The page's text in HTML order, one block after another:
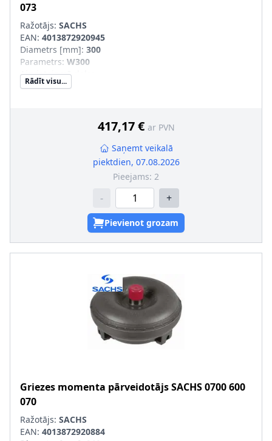
073
Ražotājs: SACHS
EAN: 4013872920945
Diametrs [mm]: 300
Parametrs: W300
Aizvietojamā daļa
SVHC:Informācija nav pieejama, lūdzu, griezieties pie
Rādīt visu...
417,17 € ar PVN
Saņemt veikalā
piektdien, 07.08.2026
Pieejams: 2
- +
Pievienot grozam
Griezes momenta pārveidotājsSACHS0700 600
070
Ražotājs: SACHS
EAN: 4013872920884